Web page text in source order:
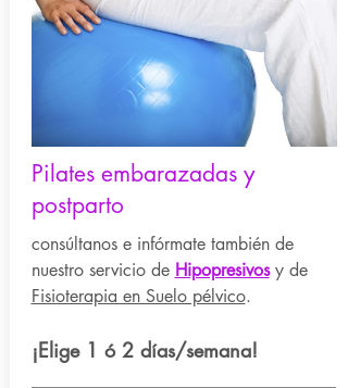
Pilates embarazadas y
postparto
consúltanos e infórmate tambiénde
nuestro servicio de Hipopresivosy de
Fisioterapia en Suelo pélvico.
¡Elige 1 ó 2 días/semana!